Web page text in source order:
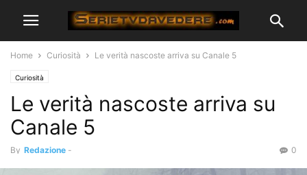
Home Curiosità Le verità nascoste arriva su Canale 5
Curiosità
Le verità nascoste arriva su
Canale 5
By Redazione - 0